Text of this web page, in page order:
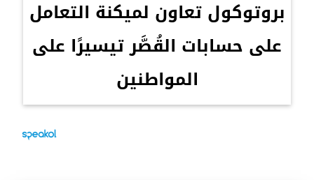
بروتوكول تعاون لميكنة التعامل
على حسابات القُصَّر تيسيرًا على
المواطنين